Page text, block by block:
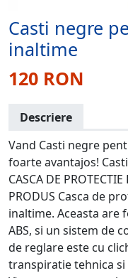
Casti negre
inaltime
120 RON
Descriere
Vand Casti negre
foarte avantajos!
CASCA DE
PRODUS Casca de
inaltime. Aceasta are
ABS, si un sistem de
de reglare este cu
transpiratie tehnica